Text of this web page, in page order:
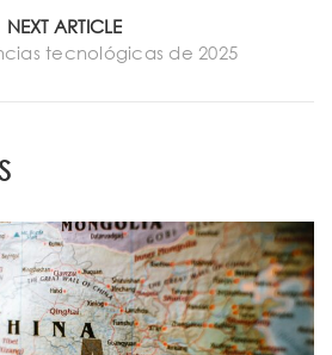
NEXT ARTICLE
tecnológicas de 2025